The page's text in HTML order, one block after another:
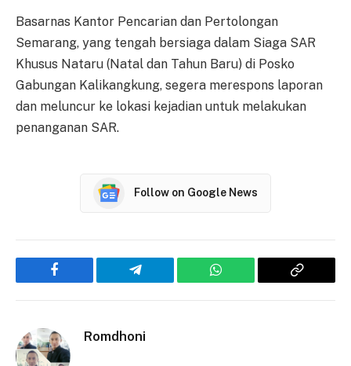
Basarnas Kantor Pencarian dan Pertolongan
Semarang, yang tengah bersiaga dalam Siaga SAR
Khusus Nataru (Natal dan Tahun Baru) di Posko
Gabungan Kalikangkung, segera merespons laporan
dan meluncur ke lokasi kejadian untuk melakukan
penanganan SAR.
Follow on Google News
Facebook Telegram WhatsApp
Copy
Romdhoni